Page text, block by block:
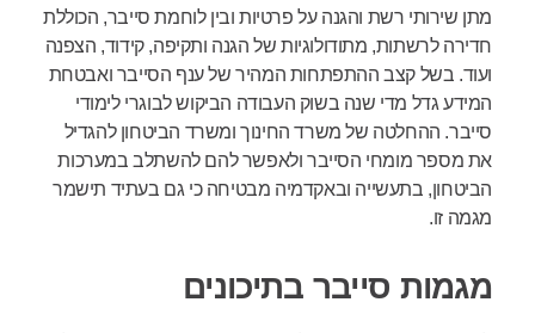
מתן שירותי רשת והגנה על פרטיות ובין לוחמת סייבר, הכוללת
חדירה לרשתות, מתודולוגיות של הגנה ותקיפה, קידוד, הצפנה
ועוד. בשל קצב ההתפתחות המהיר של ענף הסייבר ואבטחת
המידע גדל מדי שנה בשוק העבודה הביקוש לבוגרי לימודי
סייבר. ההחלטה של משרד החינוך ומשרד הביטחון להגדיל
את מספר מומחי הסייבר ולאפשר להם להשתלב במערכות
הביטחון, בתעשייה ובאקדמיה מבטיחה כי גם בעתיד תישמר
מגמה זו.
מגמות סייבר בתיכונים